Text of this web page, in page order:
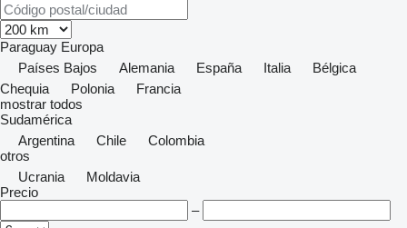
Paraguay Europa
Países Bajos
Alemania España Italia
Bélgica
Chequia
Polonia
Francia
mostrar todos
Sudamérica
Argentina
Chile
Colombia
otros
Ucrania
Moldavia
Precio
–